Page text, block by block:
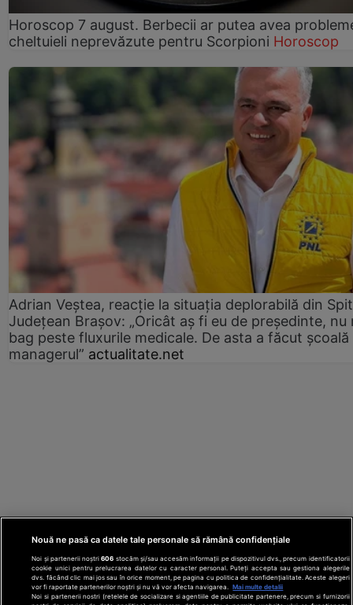
Horoscop 7 august. Berbecii ar putea avea
cheltuieli neprevăzute pentru Scorpioni Horoscop
Adrian Veștea, reacție la situația deplorabilă din
Județean Brașov: „Oricât aș fi eu de președinte, nu
bag peste fluxurile medicale. De asta a făcut școală
managerul” actualitate.net
Nouă ne pasă ca datele tale personale să rămână confidențiale
Noi și partenerii noștri606 stocăm și/sau accesăm informații pe dispozitivul dvs., precum identificatorii
cookie unici pentru prelucrarea datelor cu caracter personal. Puteți accepta sau gestiona alegerile
dvs. făcând clic mai jos sau în orice moment, pe pagina cu politica de confidențialitate. Aceste alegeri
vor fi raportate partenerilor noștri și nu vă vor afecta navigarea.
Mai multe detalii
Noi si partenerii nostri (retelele de socializare si agentiile de publicitate partenere, precum si furnizorii